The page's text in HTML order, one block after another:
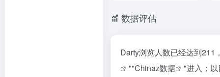
数据评估
Darty浏览人数已经达到211
""Chinaz数据
"进入；